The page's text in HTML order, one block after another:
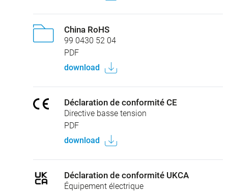
China RoHS
99 0430 52 04
PDF
download
Déclaration de conformité CE
Directive basse tension
PDF
download
Déclaration de conformité UKCA
Équipement électrique